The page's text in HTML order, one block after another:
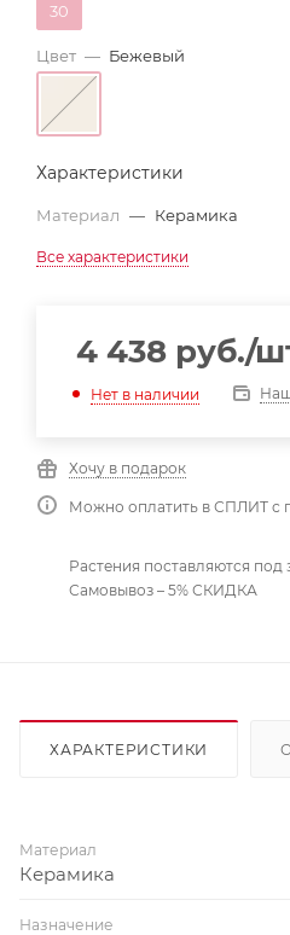
30
Цвет — Бежевый
Характеристики
Материал — Керамика
Все характеристики
4 438 руб./
Нет в наличии
Хочу в подарок
Можно оплатить в СПЛИТ с
Растения поставляются под
Самовывоз – 5% СКИДКА
ХАРАКТЕРИСТИКИ
Материал
Керамика
Назначение